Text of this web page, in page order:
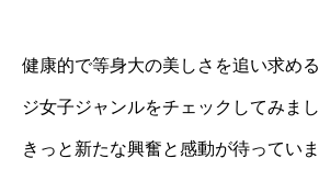
健康的で等身大の美しさを追い求め
ジ女子ジャンルをチェックしてみまし
きっと新たな興奮と感動が待っていま